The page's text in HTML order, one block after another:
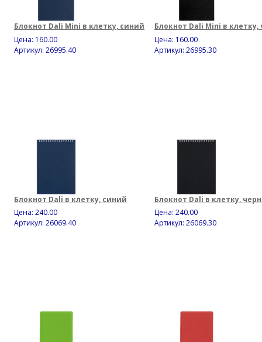
Блокнот Dali Mini в клетку, синий
Цена: 160.00
Артикул: 26995.40
Блокнот Dali Mini в
Цена: 160.00
Артикул: 26995.30
Блокнот Dali в клетку, синий
Цена: 240.00
Артикул: 26069.40
Блокнот Dali в клетку,
Цена: 240.00
Артикул: 26069.30